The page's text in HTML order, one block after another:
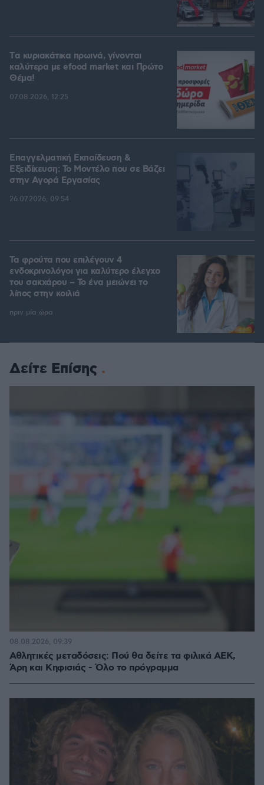
Tα κυριακάτικα πρωινά, γίνονται
καλύτερα με efood market και Πρώτο
Θέμα!
07.08.2026, 12:25
Επαγγελματική Εκπαίδευση &
Εξειδίκευση: Το Mοντέλο που σε Bάζει
στην Aγορά Eργασίας
26.07.2026, 09:54
Τα φρούτα που επιλέγουν 4
ενδοκρινολόγοι για καλύτερο έλεγχο
του σακχάρου – Το ένα μειώνει το
λίπος στην κοιλιά
πριν μία ώρα
Δείτε Επίσης
Αθλητικές μεταδόσεις: Πού θα δείτε τα φιλικά ΑΕΚ,
Άρη και Κηφισιάς - Όλο το πρόγραμμα
08.08.2026, 09:39